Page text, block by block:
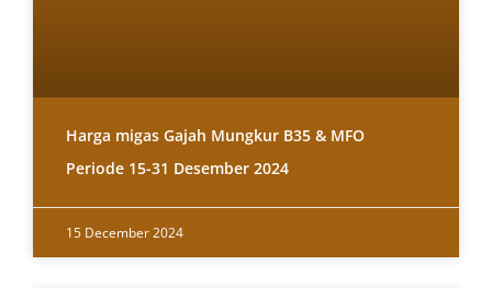
Harga migas Gajah Mungkur B35 & MFO
Periode 15-31 Desember 2024
15 December 2024